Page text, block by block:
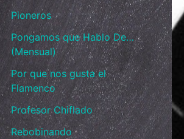
Pioneros
Pongamos que Hablo De…
(Mensual)
Por que nos gusta el
Flamenco
Profesor Chiflado
Rebobinando